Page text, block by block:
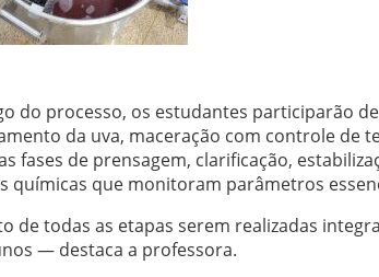
do processo, os estudantes participarão
da uva, maceração com controle de
fases de prensagem, clarificação,
químicas que monitoram parâmetros
de todas as etapas serem realizadas
— destaca a professora.